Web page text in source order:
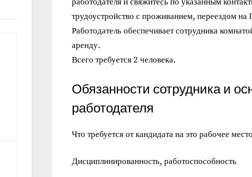
трудоустройство с проживанием, переездом
Работодатель обеспечивает сотрудника
аренду.
Всего требуется 2 человека.
Обязанности сотрудника и
работодателя
Что требуется от кандидата на это рабочее
Дисциплинированность, работоспособность